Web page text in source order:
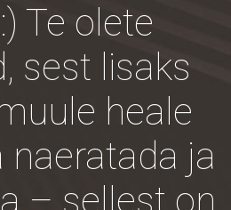
Te olete
sest lisaks
heale
naeratada ja
– sellest on